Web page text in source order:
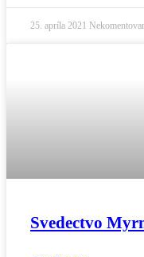
25. apríla 2021
Svedectvo